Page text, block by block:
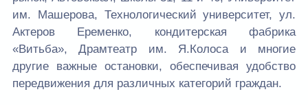
им. Машерова, Технологический университет, ул.
Актеров Еременко, кондитерская фабрика
«Витьба», Драмтеатр им. Я.Колоса и многие
другие важные остановки, обеспечивая удобство
передвижения для различных категорий граждан.